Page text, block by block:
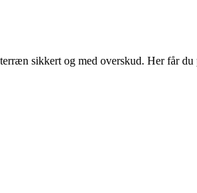
sikkert og med overskud. Her får